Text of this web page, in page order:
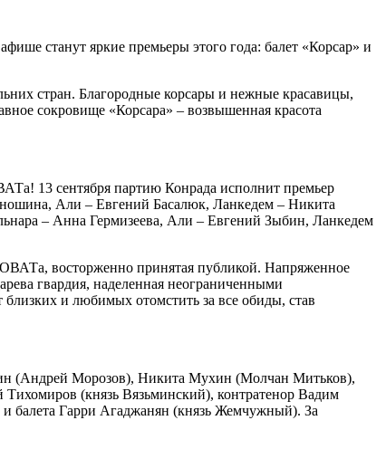
станут яркие премьеры этого года: балет «Корсар» и
стран. Благородные корсары и нежные красавицы,
сокровище «Корсара» ‒ возвышенная красота
13 сентября партию Конрада исполнит премьер
Али ‒ Евгений Басалюк, Ланкедем ‒ Никита
‒ Анна Гермизеева, Али ‒ Евгений Зыбин, Ланкедем
восторженно принятая публикой. Напряженное
гвардия, наделенная неограниченными
и любимых отомстить за все обиды, став
(Андрей Морозов), Никита Мухин (Молчан Митьков),
Тихомиров (князь Вязьминский), контратенор Вадим
и балета Гарри Агаджанян (князь Жемчужный). За